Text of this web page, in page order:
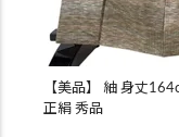
【美品】 紬 身丈
正絹 秀品